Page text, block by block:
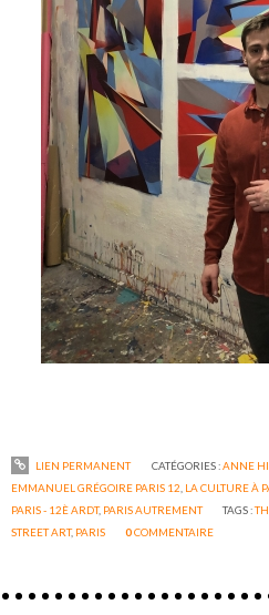
LIEN PERMANENT CATÉGORIES :ANNE
EMMANUEL GRÉGOIRE PARIS 12 LA CULTURE À
PARIS - 12È ARDT, PARIS AUTREMENT TAGS :
STREET ART, PARIS 0COMMENTAIRE